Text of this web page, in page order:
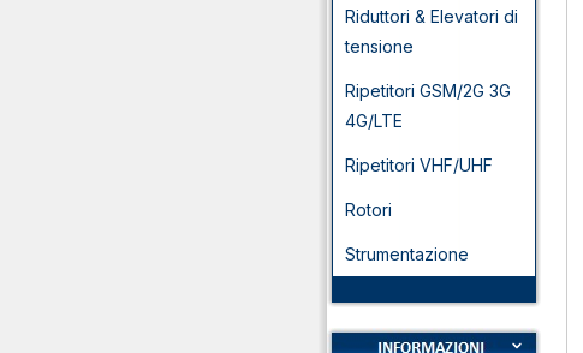
Riduttori & Elevatori di
tensione
Ripetitori GSM/2G 3G
4G/LTE
Ripetitori VHF/UHF
Rotori
Strumentazione